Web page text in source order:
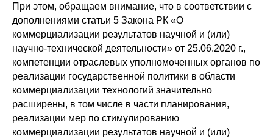
При этом, обращаем внимание, что в соответствии с
дополнениями статьи 5 Закона РК «О
коммерциализации результатов научной и (или)
научно-технической деятельности» от 25.06.2020 г.,
компетенции отраслевых уполномоченных органов по
реализации государственной политики в области
коммерциализации технологий значительно
расширены, в том числе в части планирования,
реализации мер по стимулированию
коммерциализации результатов научной и (или)